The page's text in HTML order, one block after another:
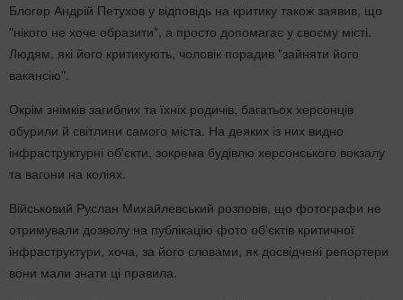
Блогер Андрій Петухов у відповідь на критику також заявив, що
"нікого не хоче образити", а просто допомагає у своєму місті.
Людям, які його критикують, чоловік порадив "зайняти його
вакансію".
Окрім знімків загиблих та їхніх родичів, багатьох херсонців
обурили й світлини самого міста. На деяких із них видно
інфраструктурні об'єкти, зокрема будівлю херсонського вокзалу
та вагони на коліях.
Військовий Руслан Михайлевський розповів, що фотографи не
отримували дозволу на публікацію фото об'єктів критичної
інфраструктури, хоча, за його словами, як досвідчені репортери
вони мали знати ці правила.